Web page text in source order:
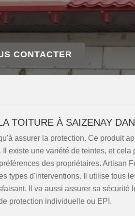
CONTACTER
TOITURE À SAIZENAY
assurer la protection. Ce produit
existe une variété de teintes, et cela
des propriétaires. Artisan
types d'interventions. Il utilise tous
Il va aussi assurer sa sécurité
protection individuelle ou EPI.